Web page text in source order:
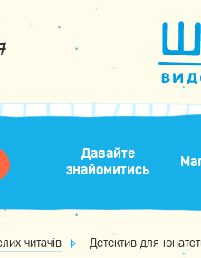
Давайте
знайомитись
читачів Детектив для